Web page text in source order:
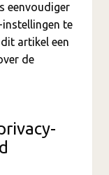
eenvoudiger
instellingen te
artikel een
de